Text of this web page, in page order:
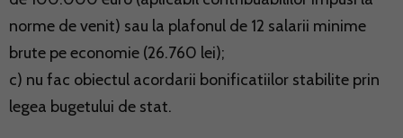
norme de venit) sau la plafonul de 12 salarii minime
brute pe economie (26.760 lei);
c) nu fac obiectul acordarii bonificatiilor stabilite prin
legea bugetului de stat.